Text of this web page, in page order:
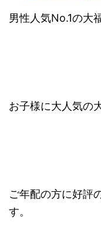
男性人気No.1の大
お子様に大人気の
ご年配の方に好評
す。